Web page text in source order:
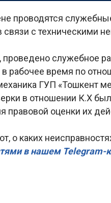
проводятся
связи с техническими
проведено служебное
рабочее время по
ГУП «Тошкент
в отношении К.X
правовой оценки их
о каких
в нашем Telegram-